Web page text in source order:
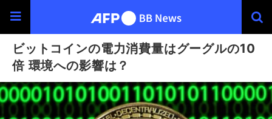
ビットコインの電力消費量はグーグルの10
倍 環境への影響は？